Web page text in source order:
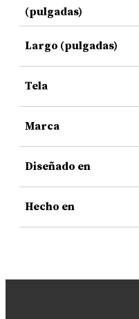
(pulgadas)
Largo (pulgadas)
Tela
Marca
Diseñado en
Hecho en